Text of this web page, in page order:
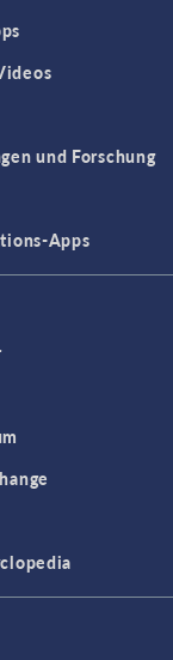
und Forschung
Apps